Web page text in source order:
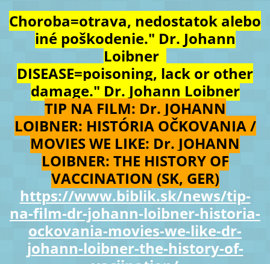
Choroba=otrava, nedostatok alebo
iné poškodenie." Dr. Johann
Loibner
DISEASE=poisoning, lack or other
damage." Dr. Johann Loibner
TIP NA FILM: Dr. JOHANN
LOIBNER: HISTÓRIA OČKOVANIA /
MOVIES WE LIKE: Dr. JOHANN
LOIBNER: THE HISTORY OF
VACCINATION (SK, GER)
https://www.biblik.sk/news/tip-
na-film-dr-johann-loibner-historia-
ockovania-movies-we-like-dr-
johann-loibner-the-history-of-